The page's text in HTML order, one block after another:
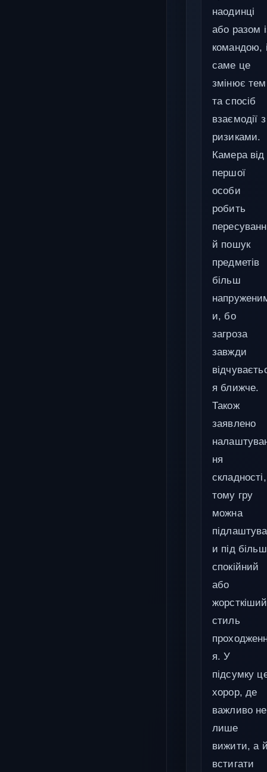
наодинці
або разом
командою,
саме це
змінює
та спосіб
взаємодії з
ризиками.
Камера від
першої
особи
робить
й пошук
предметів
більш
и, бо
загроза
завжди
я ближче.
Також
заявлено
ня
складності,
тому гру
можна
и під більш
спокійний
або
жорсткіший
стиль
я. У
підсумку
хорор, де
важливо не
лише
вижити, а
встигати